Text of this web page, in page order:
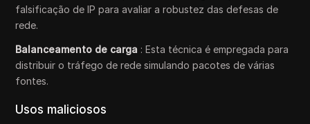
falsificação de IP para avaliar a robustez das defesas de
rede.
Balanceamento de carga : Esta técnica é empregada para
distribuir o tráfego de rede simulando pacotes de várias
fontes.
Usos maliciosos